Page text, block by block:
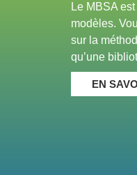
Le MBSA
modèles.
sur la
qu’une
EN